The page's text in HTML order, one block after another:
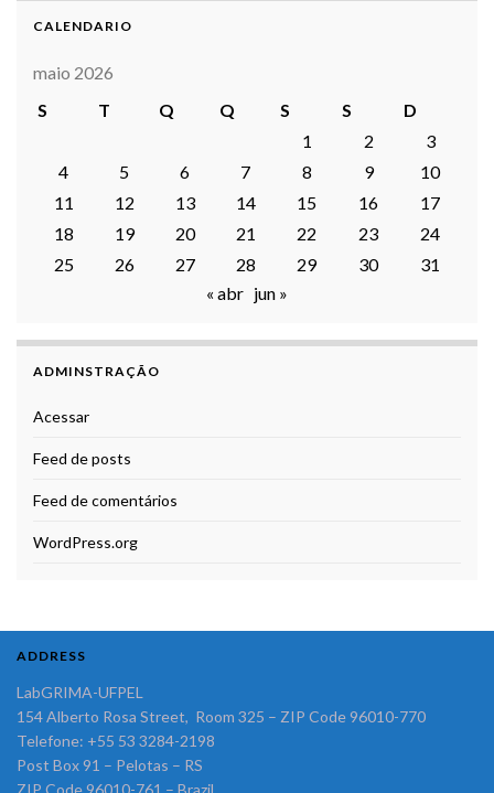
CALENDARIO
maio 2026
S
T Q Q S S
D
1
2
3
4
5 6 7 8 9
10
11
12 13 14 15 16
17
18
19 20 21 22 23
24
25
26 27 28 29 30
31
« abr jun »
ADMINSTRAÇÃO
Acessar
Feed de posts
Feed de comentários
WordPress.org
ADDRESS
LabGRIMA-UFPEL
154 Alberto Rosa Street, Room 325 – ZIP Code 96010-770
Telefone: +55 53 3284-2198
Post Box 91 – Pelotas – RS
ZIP Code 96010-761 – Brazil